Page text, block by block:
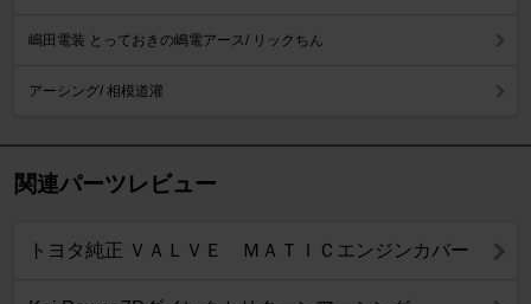
嶋田電装 とっておきの嶋電アース/ リックちん
アーシング/ 相模道灌
関連パーツレビュー
トヨタ純正 ＶＡＬＶＥ ＭＡＴＩＣエンジンカバー